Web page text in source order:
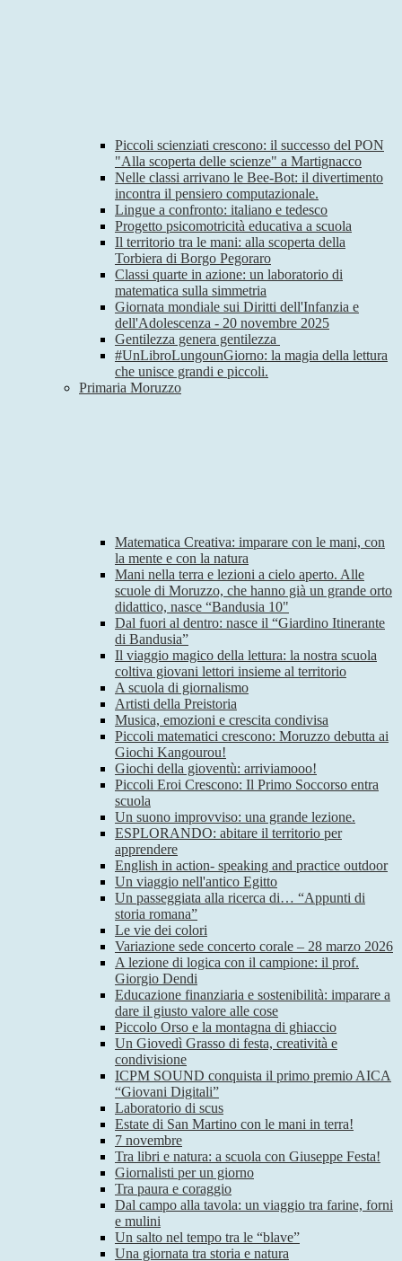
Piccoli scienziati crescono: il successo del PON
"Alla scoperta delle scienze" a Martignacco
Nelle classi arrivano le Bee-Bot: il divertimento
incontra il pensiero computazionale.
Lingue a confronto: italiano e tedesco
Progetto psicomotricità educativa a scuola
Il territorio tra le mani: alla scoperta della
Torbiera di Borgo Pegoraro
Classi quarte in azione: un laboratorio di
matematica sulla simmetria
Giornata mondiale sui Diritti dell'Infanzia e
dell'Adolescenza - 20 novembre 2025
Gentilezza genera gentilezza
#UnLibroLungounGiorno: la magia della lettura
che unisce grandi e piccoli.
Primaria Moruzzo
Matematica Creativa: imparare con le mani, con
la mente e con la natura
Mani nella terra e lezioni a cielo aperto. Alle
scuole di Moruzzo, che hanno già un grande orto
didattico, nasce “Bandusia 10"
Dal fuori al dentro: nasce il “Giardino Itinerante
di Bandusia”
Il viaggio magico della lettura: la nostra scuola
coltiva giovani lettori insieme al territorio
A scuola di giornalismo
Artisti della Preistoria
Musica, emozioni e crescita condivisa
Piccoli matematici crescono: Moruzzo debutta ai
Giochi Kangourou!
Giochi della gioventù: arriviamooo!
Piccoli Eroi Crescono: Il Primo Soccorso entra
scuola
Un suono improvviso: una grande lezione.
ESPLORANDO: abitare il territorio per
apprendere
English in action- speaking and practice outdoor
Un viaggio nell'antico Egitto
Un passeggiata alla ricerca di… “Appunti di
storia romana”
Le vie dei colori
Variazione sede concerto corale – 28 marzo 2026
A lezione di logica con il campione: il prof.
Giorgio Dendi
Educazione finanziaria e sostenibilità: imparare a
dare il giusto valore alle cose
Piccolo Orso e la montagna di ghiaccio
Un Giovedì Grasso di festa, creatività e
condivisione
ICPM SOUND conquista il primo premio AICA
“Giovani Digitali”
Laboratorio di scus
Estate di San Martino con le mani in terra!
7 novembre
Tra libri e natura: a scuola con Giuseppe Festa!
Giornalisti per un giorno
Tra paura e coraggio
Dal campo alla tavola: un viaggio tra farine, forni
e mulini
Un salto nel tempo tra le “blave”
Una giornata tra storia e natura